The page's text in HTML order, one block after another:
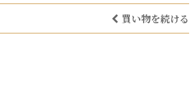
買い物を続ける